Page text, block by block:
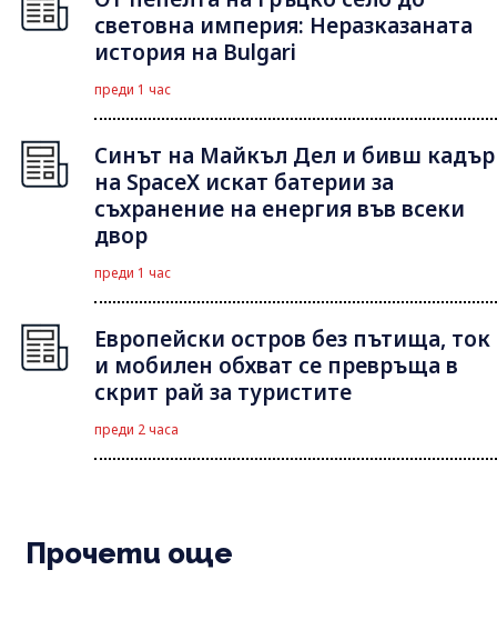
световна империя: Неразказаната
история на Bulgari
преди 1 час
Синът на Майкъл Дeл и бивш кадър
на SpaceX искат батерии за
съхранение на енергия във всеки
двор
преди 1 час
Европейски остров без пътища, ток
и мобилен обхват се превръща в
скрит рай за туристите
преди 2 часа
Прочети още